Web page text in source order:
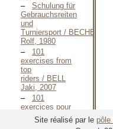
Schulung für
Gebrauchsreiten
und
Turniersport / BECHER
Rolf, 1980
101
exercises from
top
riders / BELL
Jaki, 2007
101
exercices pour
progresser / BELL
Jaki, Septembre
Site réalisé par le pôle